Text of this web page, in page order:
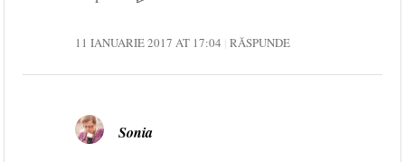
11 IANUARIE 2017 AT 17:04 RĂSPUNDE
Sonia